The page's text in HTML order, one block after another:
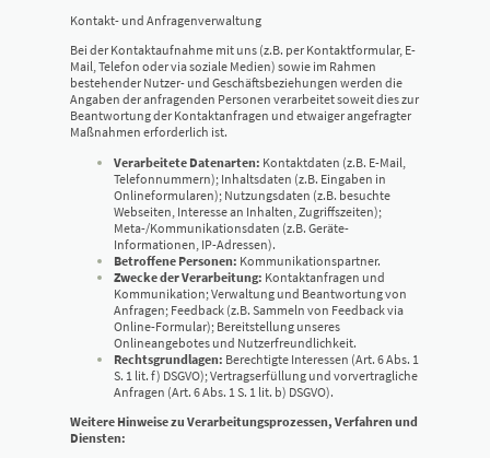
Kontakt- und Anfragenverwaltung
Bei der Kontaktaufnahme mit uns (z.B. per Kontaktformular, E-
Mail, Telefon oder via soziale Medien) sowie im Rahmen
bestehender Nutzer- und Geschäftsbeziehungen werden die
Angaben der anfragenden Personen verarbeitet soweit dies zur
Beantwortung der Kontaktanfragen und etwaiger angefragter
Maßnahmen erforderlich ist.
Verarbeitete Datenarten: Kontaktdaten (z.B. E-Mail,
Telefonnummern); Inhaltsdaten (z.B. Eingaben in
Onlineformularen); Nutzungsdaten (z.B. besuchte
Webseiten, Interesse an Inhalten, Zugriffszeiten);
Meta-/Kommunikationsdaten (z.B. Geräte-
Informationen, IP-Adressen).
Betroffene Personen: Kommunikationspartner.
Zwecke der Verarbeitung: Kontaktanfragen und
Kommunikation; Verwaltung und Beantwortung von
Anfragen; Feedback (z.B. Sammeln von Feedback via
Online-Formular); Bereitstellung unseres
Onlineangebotes und Nutzerfreundlichkeit.
Rechtsgrundlagen: Berechtigte Interessen (Art. 6 Abs. 1
S. 1 lit. f) DSGVO); Vertragserfüllung und vorvertragliche
Anfragen (Art. 6 Abs. 1 S. 1 lit. b) DSGVO).
Weitere Hinweise zu Verarbeitungsprozessen, Verfahren und
Diensten: